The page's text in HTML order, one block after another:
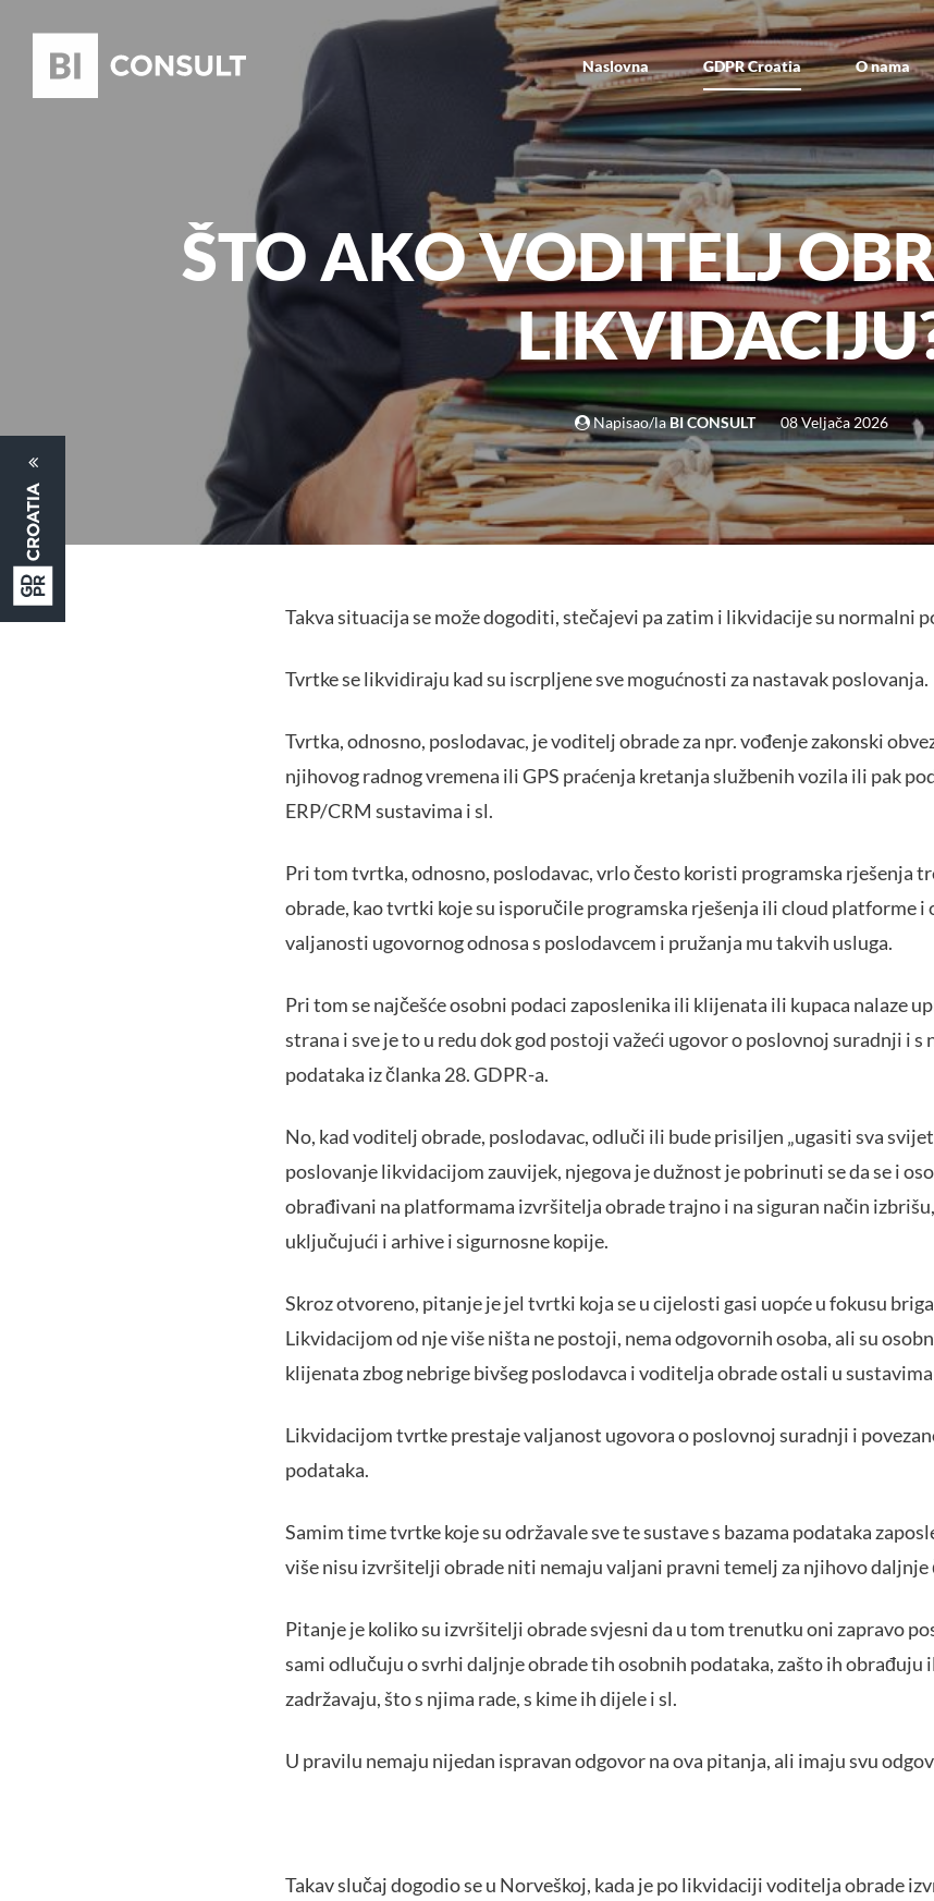
Naslovna GDPR Croatia O nama
ŠTO AKO VODITELJ
Napisao/laBI CONSULT 08 Veljača 2026
Takva situacija se može dogoditi, stečajevi pa zatim i likvidacije su normalni
Tvrtke se likvidiraju kad su iscrpljene sve mogućnosti za nastavak poslovanja.
Tvrtka, odnosno, poslodavac, je voditelj obrade za npr. vođenje zakonski
njihovog radnog vremena ili GPS praćenja kretanja službenih vozila ili pak
ERP/CRM sustavima i sl.
Pri tom tvrtka, odnosno, poslodavac, vrlo često koristi programska rješenja
obrade, kao tvrtki koje su isporučile programska rješenja ili cloud platforme i
valjanosti ugovornog odnosa s poslodavcem i pružanja mu takvih usluga.
Pri tom se najčešće osobni podaci zaposlenika ili klijenata ili kupaca nalaze
strana i sve je to u redu dok god postoji važeći ugovor o poslovnoj suradnji i s
podataka iz članka 28. GDPR-a.
No, kad voditelj obrade, poslodavac, odluči ili bude prisiljen „ugasiti sva
poslovanje likvidacijom zauvijek, njegova je dužnost je pobrinuti se da se i
obrađivani na platformama izvršitelja obrade trajno i na siguran način
uključujući i arhive i sigurnosne kopije.
Skroz otvoreno, pitanje je jel tvrtki koja se u cijelosti gasi uopće u fokusu
Likvidacijom od nje više ništa ne postoji, nema odgovornih osoba, ali su
klijenata zbog nebrige bivšeg poslodavca i voditelja obrade ostali u
Likvidacijom tvrtke prestaje valjanost ugovora o poslovnoj suradnji i
podataka.
Samim time tvrtke koje su održavale sve te sustave s bazama podataka
više nisu izvršitelji obrade niti nemaju valjani pravni temelj za njihovo
Pitanje je koliko su izvršitelji obrade svjesni da u tom trenutku oni zapravo
sami odlučuju o svrhi daljnje obrade tih osobnih podataka, zašto ih obrađuju
zadržavaju, što s njima rade, s kime ih dijele i sl.
U pravilu nemaju nijedan ispravan odgovor na ova pitanja, ali imaju svu
Takav slučaj dogodio se u Norveškoj, kada je po likvidaciji voditelja obrade